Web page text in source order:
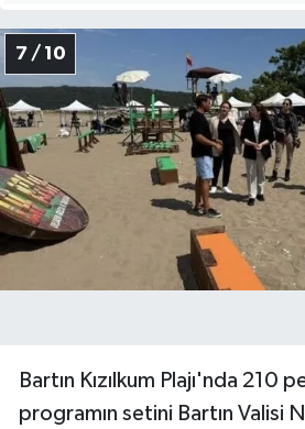
7 / 10
Bartın Kızılkum Plajı'nda 210
programın setini Bartın Valisi